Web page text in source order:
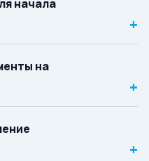
начала
+
на
+
+